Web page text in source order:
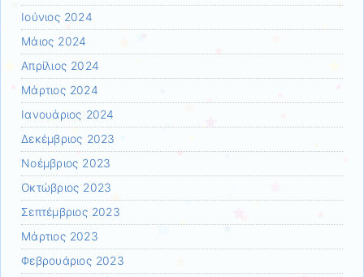
Ιούνιος 2024
Μάιος 2024
Απρίλιος 2024
Μάρτιος 2024
Ιανουάριος 2024
Δεκέμβριος 2023
Νοέμβριος 2023
Οκτώβριος 2023
Σεπτέμβριος 2023
Μάρτιος 2023
Φεβρουάριος 2023